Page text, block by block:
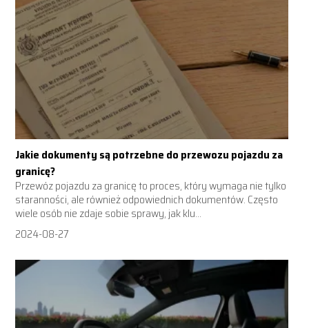
Jakie dokumenty są potrzebne do przewozu pojazdu za
granicę?
Przewóz pojazdu za granicę to proces, który wymaga nie tylko
staranności, ale również odpowiednich dokumentów. Często
wiele osób nie zdaje sobie sprawy, jak klu...
2024-08-27